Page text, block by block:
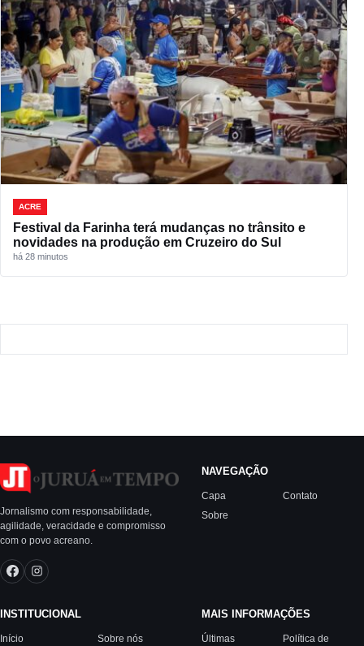
ACRE
Festival da Farinha terá mudanças no trânsito e
novidades na produção em Cruzeiro do Sul
há 28 minutos
Jornalismo com responsabilidade,
agilidade, veracidade e compromisso
com o povo acreano.
NAVEGAÇÃO
Capa
Sobre
Contato
INSTITUCIONAL
Início Sobre nós
MAIS INFORMAÇÕES
Últimas Política de